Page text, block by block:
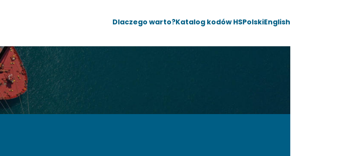
Dlaczego warto?Katalog kodów HSPolskiEnglish